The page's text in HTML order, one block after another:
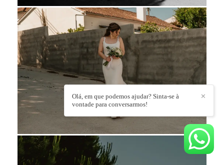
✕
Olá, em que podemos ajudar? Sinta-se à
vontade para conversarmos!